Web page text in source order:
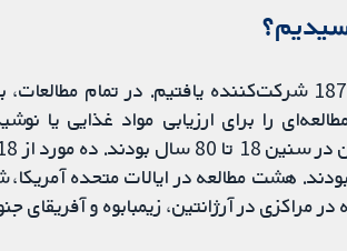
تعداد 18 مطالعه را با 1873 شرکت‌کننده یافتیم.
را برای ارزیابی مواد غذایی یا
هشت مطالعه در ایالات متحده
مراکزی در آرژانتین، زیمبابوه و آفریقای